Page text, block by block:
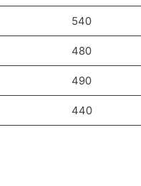
540
480
490
440